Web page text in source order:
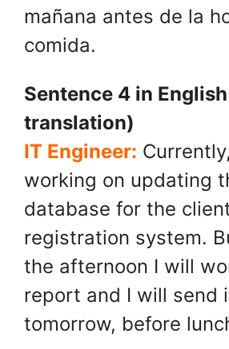
mañana antes de la
comida.
Sentence 4 in
translation)
IT Engineer: Currently,
working on updating
database for the
registration system.
the afternoon I will
report and I will send
tomorrow, before